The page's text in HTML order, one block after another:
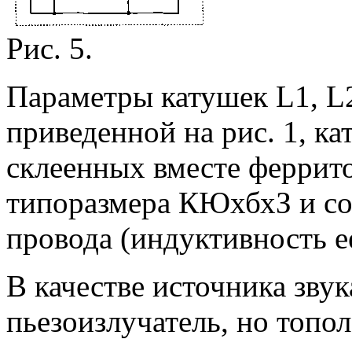
Рис. 5.
Параметры катушек L1,
приведенной на рис. 1,
склеенных вместе
типоразмера КЮхбхЗ и
провода (индуктивность
В качестве источника
пьезоизлучатель, но